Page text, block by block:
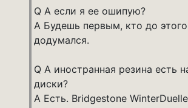
Q А если я ее ошипую?
A Будешь первым, кто до этого
додумался.
Q А иностранная резина есть
диски?
A Есть. Bridgestone